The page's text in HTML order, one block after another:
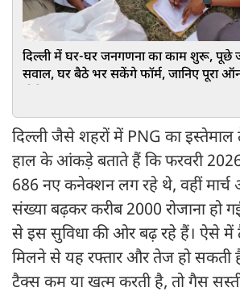
दिल्ली में घर-घर जनगणना का काम शुरू, पूछे
सवाल, घर बैठे भर सकेंगे फॉर्म, जानिए पूरा
दिल्ली जैसे शहरों में PNG का इस्तेमाल
हाल के आंकड़े बताते हैं कि फरवरी
686 नए कनेक्शन लग रहे थे, वहीं
संख्या बढ़कर करीब 2000 रोजाना हो
से इस सुविधा की ओर बढ़ रहे हैं। ऐसे में
मिलने से यह रफ्तार और तेज हो सकती
टैक्स कम या खत्म करती है, तो गैस